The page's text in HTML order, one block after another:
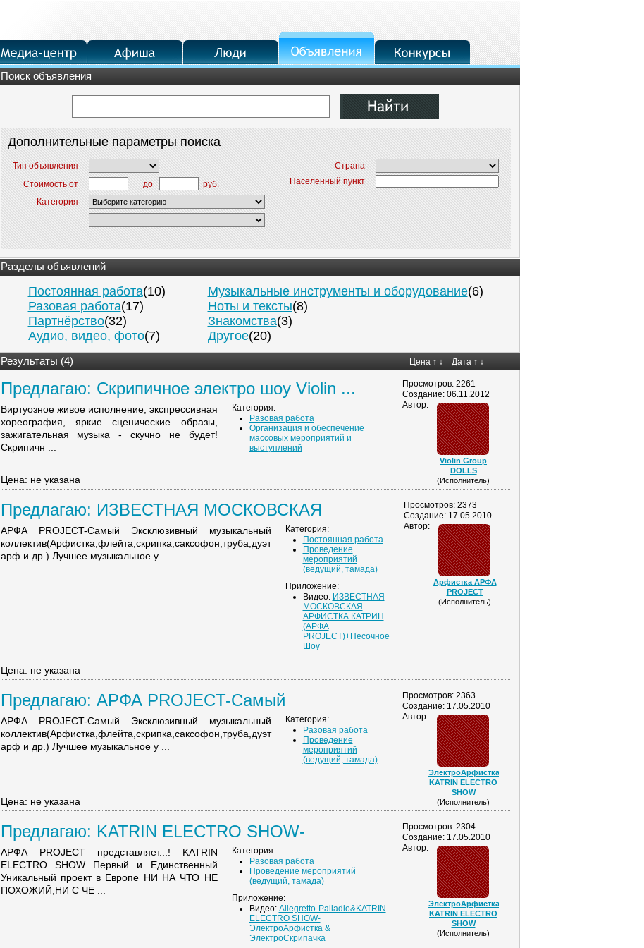
Поиск объявления
Дополнительные параметры поиска
Тип объявления
Стоимость от
до
руб.
Категория
Страна
Населенный пункт
Разделы объявлений
Постоянная работа(10)
Разовая работа(17)
Партнёрство(32)
Аудио, видео, фото(7)
Музыкальные инструменты и оборудование(6)
Ноты и тексты(8)
Знакомства(3)
Другое(20)
Цена ↑ ↓ Дата ↑ ↓
Результаты (4)
Предлагаю: Скрипичное электро шоу Violin ...
Виртуозное живое исполнение, экспрессивная
хореография, яркие сценические образы,
зажигательная музыка - скучно не будет!
Скрипичн ...
Категория:
Разовая работа
Организация и обеспечение
массовых мероприятий и
выступлений
Просмотров: 2261
Создание: 06.11.2012
Автор:
Violin Group
DOLLS
(Исполнитель)
Цена: не указана
Предлагаю: ИЗВЕСТНАЯ МОСКОВСКАЯ
АРФИСТКА ...
АРФА PROJECT-Самый Эксклюзивный музыкальный
коллектив(Арфистка,флейта,скрипка,саксофон,труба,дуэт
арф и др.) Лучшее музыкальное у ...
Категория:
Постоянная работа
Проведение
мероприятий
(ведущий, тамада)
Приложение:
Видео: ИЗВЕСТНАЯ
МОСКОВСКАЯ
АРФИСТКА КАТРИН
(АРФА
PROJECT)+Песочное
Шоу
Просмотров: 2373
Создание: 17.05.2010
Автор:
Арфистка АРФА
PROJECT
(Исполнитель)
Цена: не указана
Предлагаю: АРФА PROJECT-Самый
Эксклюзивны ...
АРФА PROJECT-Самый Эксклюзивный музыкальный
коллектив(Арфистка,флейта,скрипка,саксофон,труба,дуэт
арф и др.) Лучшее музыкальное у ...
Категория:
Разовая работа
Проведение
мероприятий
(ведущий, тамада)
Просмотров: 2363
Создание: 17.05.2010
Автор:
ЭлектроАрфистка-
KATRIN ELECTRO
SHOW
(Исполнитель)
Цена: не указана
Предлагаю: KATRIN ELECTRO SHOW-
ЭлектроАрф ...
АРФА PROJECT представляет...! KATRIN
ELECTRO SHOW Первый и Единственный
Уникальный проект в Европе НИ НА ЧТО НЕ
ПОХОЖИЙ,НИ С ЧЕ ...
Категория:
Разовая работа
Проведение мероприятий
(ведущий, тамада)
Приложение:
Видео: Allegretto-Palladio&KATRIN
ELECTRO SHOW-
ЭлектроАрфистка &
ЭлектроСкрипачка
Просмотров: 2304
Создание: 17.05.2010
Автор:
ЭлектроАрфистка-
KATRIN ELECTRO
SHOW
(Исполнитель)